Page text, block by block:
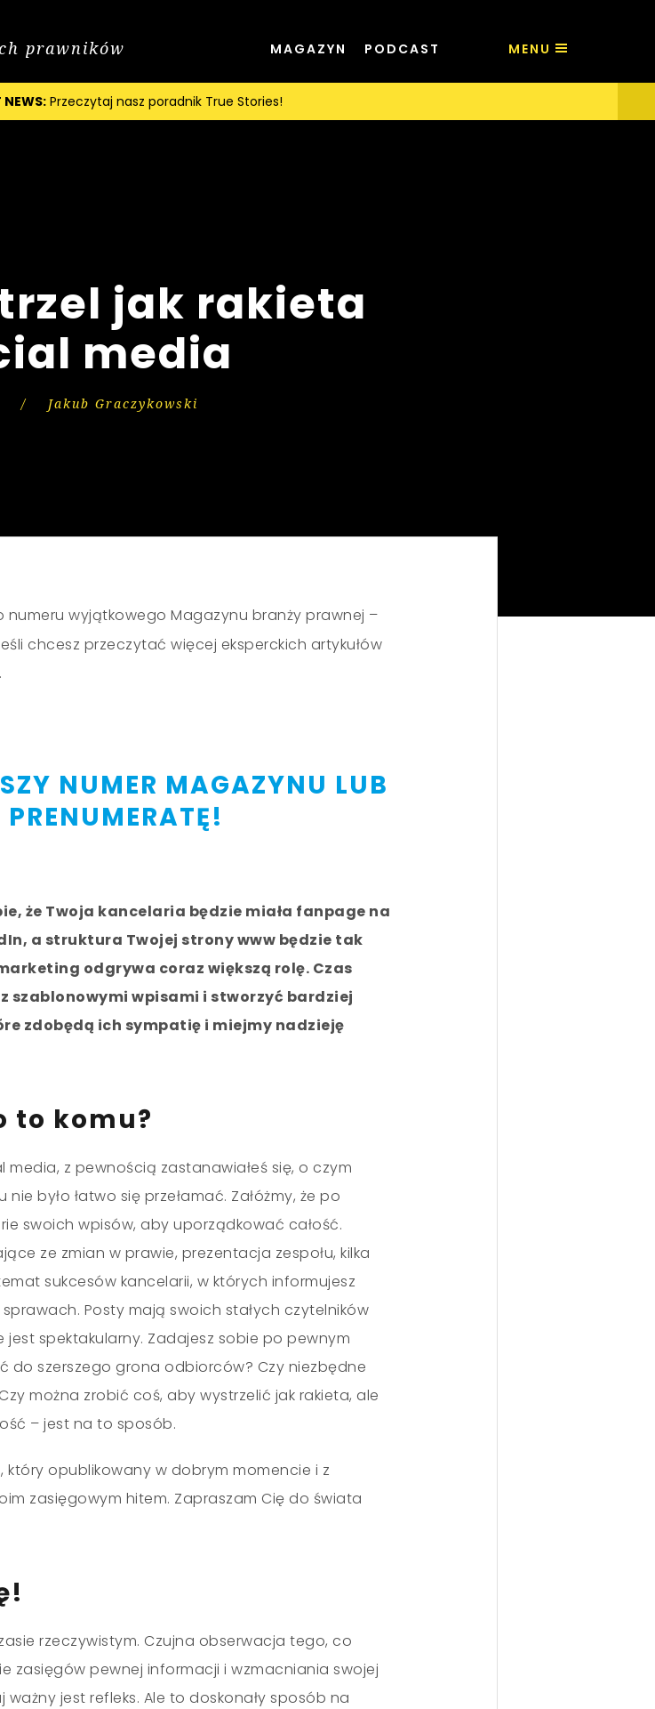
prawników MAGAZYN PODCAST MENU
NEWS: Przeczytaj nasz poradnik True Stories!
jak rakieta
media
/ Jakub Graczykowski
numeru wyjątkowego Magazynu branży prawnej –
chcesz przeczytać więcej eksperckich artykułów
NUMER MAGAZYNU LUB
że Twoja kancelaria będzie miała fanpage na
a struktura Twojej strony www będzie tak
odgrywa coraz większą rolę. Czas
szablonowymi wpisami i stworzyć bardziej
zdobędą ich sympatię i miejmy nadzieję
to komu?
z pewnością zastanawiałeś się, o czym
było łatwo się przełamać. Załóżmy, że po
swoich wpisów, aby uporządkować całość.
ze zmian w prawie, prezentacja zespołu, kilka
sukcesów kancelarii, w których informujesz
Posty mają swoich stałych czytelników
spektakularny. Zadajesz sobie po pewnym
do szerszego grona odbiorców? Czy niezbędne
można zrobić coś, aby wystrzelić jak rakieta, ale
– jest na to sposób.
który opublikowany w dobrym momencie i z
zasięgowym hitem. Zapraszam Cię do świata
rzeczywistym. Czujna obserwacja tego, co
zasięgów pewnej informacji i wzmacniania swojej
jest refleks. Ale to doskonały sposób na